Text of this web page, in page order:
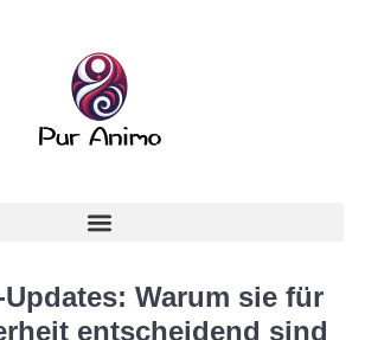
Warum sie für
entscheidend sind